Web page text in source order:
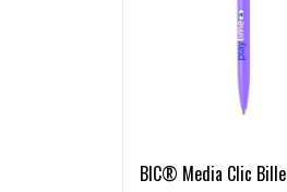
BIC® Media Clic Bille